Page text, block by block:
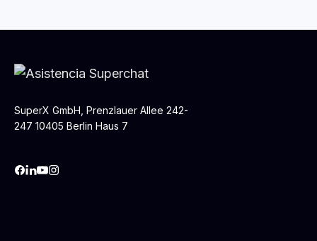
SuperX GmbH, Prenzlauer Allee 242-
247 10405 Berlin Haus 7